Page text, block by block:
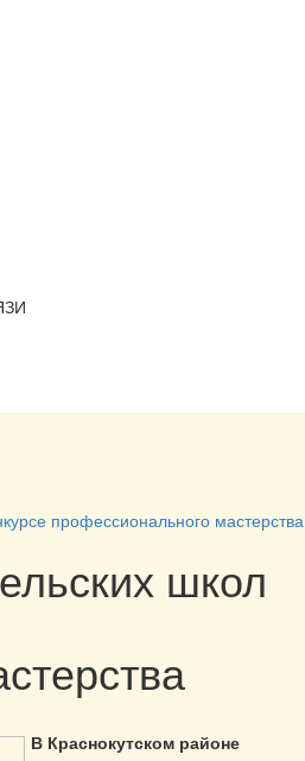
профессионального мастерства
школ
В Краснокутском районе